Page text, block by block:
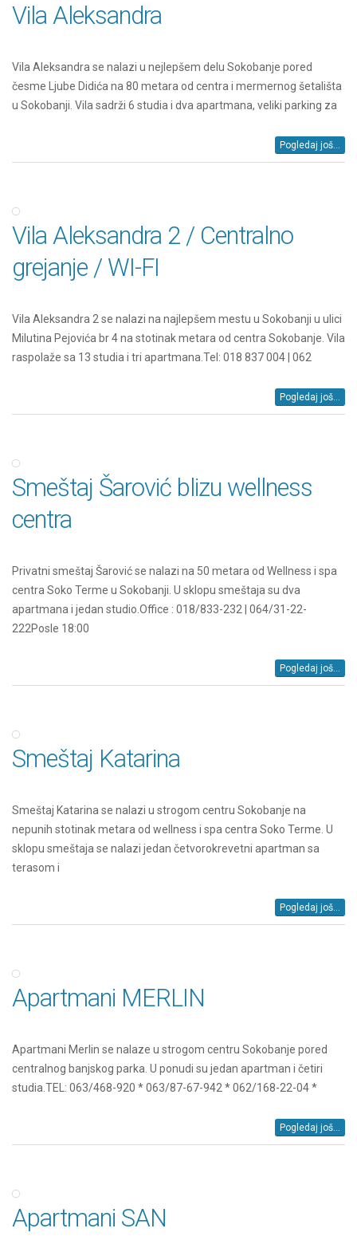
Vila Aleksandra
Vila Aleksandra se nalazi u nejlepšem delu Sokobanje pored
česme Ljube Didića na 80 metara od centra i mermernog šetališta
u Sokobanji. Vila sadrži 6 studia i dva apartmana, veliki parking za
Pogledaj još...
Vila Aleksandra 2 / Centralno
grejanje / WI-FI
Vila Aleksandra 2 se nalazi na najlepšem mestu u Sokobanji u ulici
Milutina Pejovića br 4 na stotinak metara od centra Sokobanje. Vila
raspolaže sa 13 studia i tri apartmana.Tel: 018 837 004 | 062
Pogledaj još...
Smeštaj Šarović blizu wellness
centra
Privatni smeštaj Šarović se nalazi na 50 metara od Wellness i spa
centra Soko Terme u Sokobanji. U sklopu smeštaja su dva
apartmana i jedan studio.Office : 018/833-232 | 064/31-22-
222Posle 18:00
Pogledaj još...
Smeštaj Katarina
Smeštaj Katarina se nalazi u strogom centru Sokobanje na
nepunih stotinak metara od wellness i spa centra Soko Terme. U
sklopu smeštaja se nalazi jedan četvorokrevetni apartman sa
terasom i
Pogledaj još...
Apartmani MERLIN
Apartmani Merlin se nalaze u strogom centru Sokobanje pored
centralnog banjskog parka. U ponudi su jedan apartman i četiri
studia.TEL: 063/468-920 * 063/87-67-942 * 062/168-22-04 *
Pogledaj još...
Apartmani SAN